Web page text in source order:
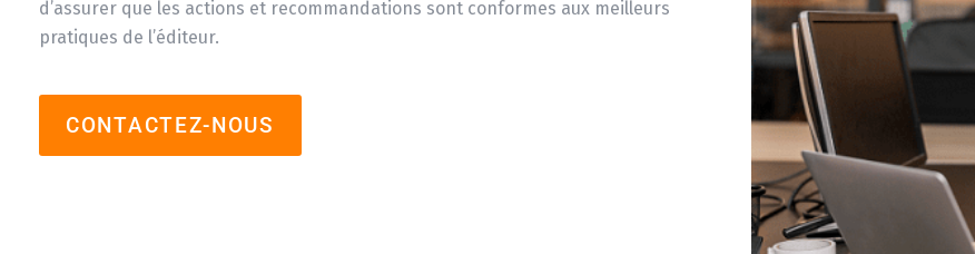
d’assurer que les actions et recommandations sont conformes aux meilleurs
pratiques de l’éditeur.
CONTACTEZ-NOUS